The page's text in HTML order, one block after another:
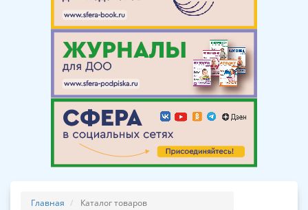
Главная Каталог товаров